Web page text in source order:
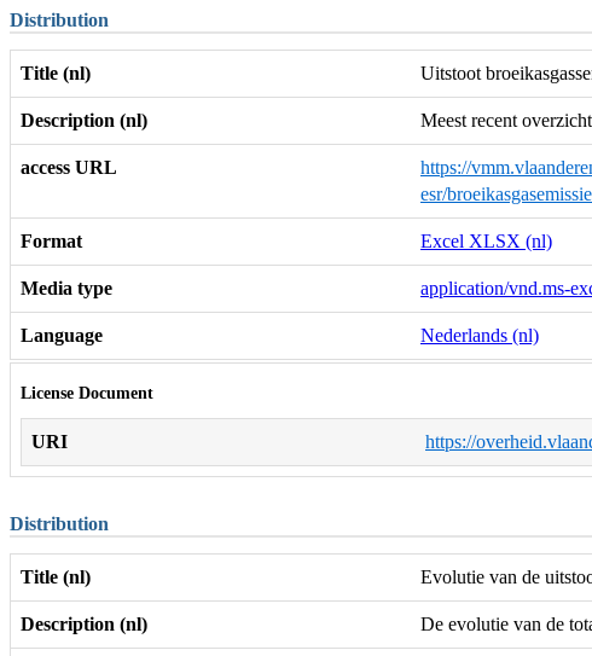
Distribution
Title (nl) Uitstoot
Description (nl) Meest recent
access URL
https://
esr/
Format Excel XLSX (nl)
Media type application/vnd.ms-
Language Nederlands (nl)
License Document
URI https://
Distribution
Title (nl) Evolutie van de
Description (nl) De evolutie van de